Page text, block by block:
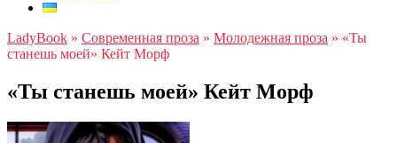
LadyBook » Современная проза » Молодежная проза » «Ты
станешь моей» Кейт Морф
«Ты станешь моей» Кейт Морф